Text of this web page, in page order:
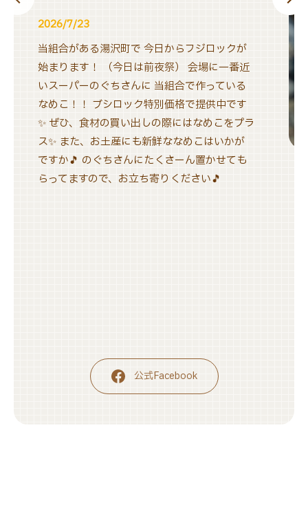
2026/7/23
当組合がある湯沢町で 今日からフジロックが
始まります！ （今日は前夜祭） 会場に一番近
いスーパーのぐちさんに 当組合で作っている
なめこ！！ ブシロック特別価格で提供中です
✨ ぜひ、食材の買い出しの際にはなめこをプラ
ス✨ また、お土産にも新鮮ななめこはいかが
ですか🎵 のぐちさんにたくさーん置かせても
らってますので、お立ち寄りください🎵
公式Facebook